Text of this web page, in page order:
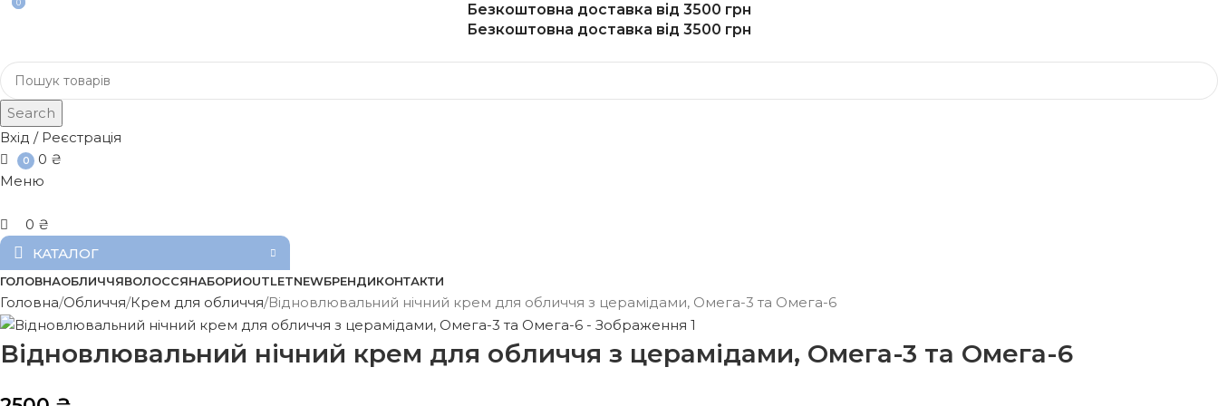
Безкоштовна доставка від 3500 грн
Безкоштовна доставка від 3500 грн
Search
Вхід / Реєстрація
0 0 ₴
Меню
0
0 ₴
КАТАЛОГ
ГОЛОВНАОБЛИЧЧЯВОЛОССЯНАБОРИOUTLETNEWБРЕНДИКОНТАКТИ
Головна Обличчя Крем для обличчя Відновлювальний нічний крем для обличчя з церамідами, Омега-3 та Омега-6
Відновлювальний нічний крем для обличчя з церамідами, Омега-3 та Омега-6
0